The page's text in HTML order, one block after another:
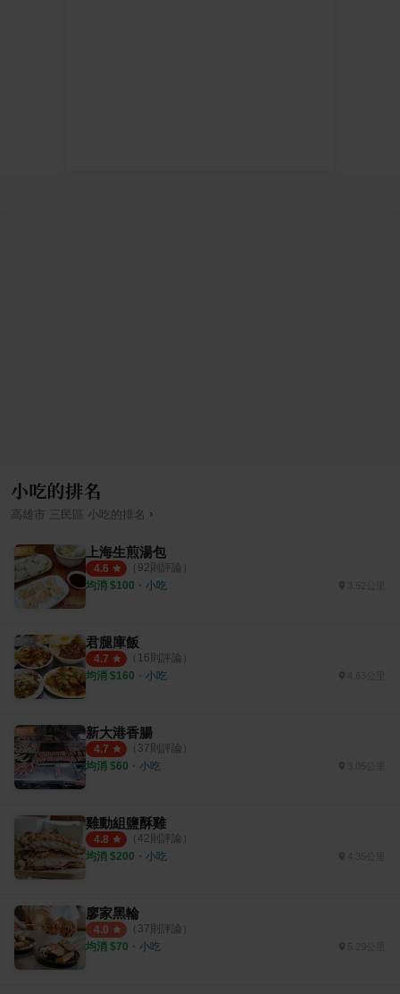
小吃的排名
高雄市 三民區 小吃 的排名 ›
上海生煎湯包
4.6 （ 92則評論）
均消 $100 ・ 小吃 3.52公里
君腿庫飯
4.7 （ 16則評論）
均消 $160 ・ 小吃 4.63公里
新大港香腸
4.7 （ 37則評論）
均消 $60 ・ 小吃 3.05公里
雞動組鹽酥雞
4.8 （ 42則評論）
均消 $200 ・ 小吃 4.35公里
廖家黑輪
4.0 （ 37則評論）
均消 $70 ・ 小吃 5.29公里